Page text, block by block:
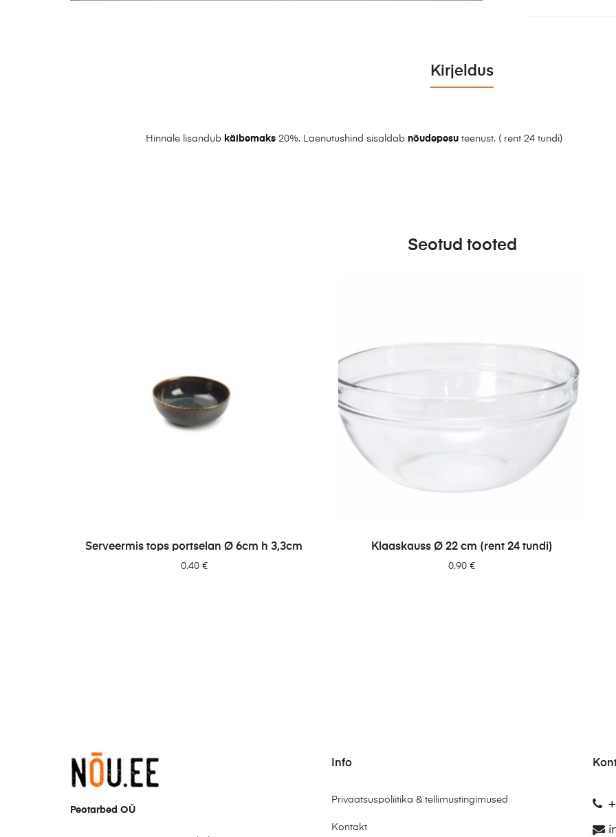
Kirjeldus
Hinnale lisandub käibemaks 20%. Laenutushind sisaldab nõudepesu teenust. ( rent 24 tundi)
Seotud tooted
LISA PÄRINGUSSE
Serveermis tops portselan Ø 6cm h 3,3cm
0.40 €
LISA PÄRINGUSSE
Klaaskauss Ø 22 cm (rent 24 tundi)
0.90€
Peotarbed OÜ
Info
Privaatsuspoliitika & tellimustingimused
Kontakt